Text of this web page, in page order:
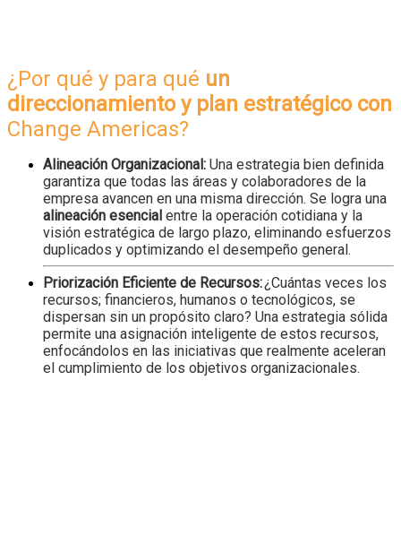
¿Por qué y para qué un
direccionamiento y plan estratégico con
Change Americas?
Alineación Organizacional: Una estrategia bien definida
garantiza que todas las áreas y colaboradores de la
empresa avancen en una misma dirección. Se logra una
alineación esencial entre la operación cotidiana y la
visión estratégica de largo plazo, eliminando esfuerzos
duplicados y optimizando el desempeño general.
Priorización Eficiente de Recursos:¿Cuántas veces los
recursos; financieros, humanos o tecnológicos, se
dispersan sin un propósito claro? Una estrategia sólida
permite una asignación inteligente de estos recursos,
enfocándolos en las iniciativas que realmente aceleran
el cumplimiento de los objetivos organizacionales.